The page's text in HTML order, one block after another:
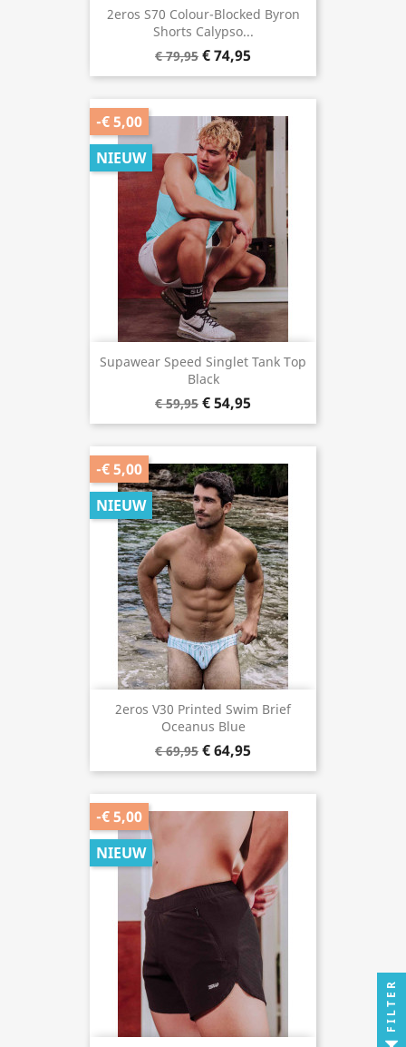
2eros S70 Colour-Blocked Byron
Shorts Calypso...
€ 79,95 € 74,95
Supawear Speed Singlet Tank Top
Black
€ 59,95 € 54,95
-€ 5,00
NIEUW
2eros V30 Printed Swim Brief
Oceanus Blue
€ 69,95 € 64,95
-€ 5,00
NIEUW
-€ 5,00
NIEUW
FILTER